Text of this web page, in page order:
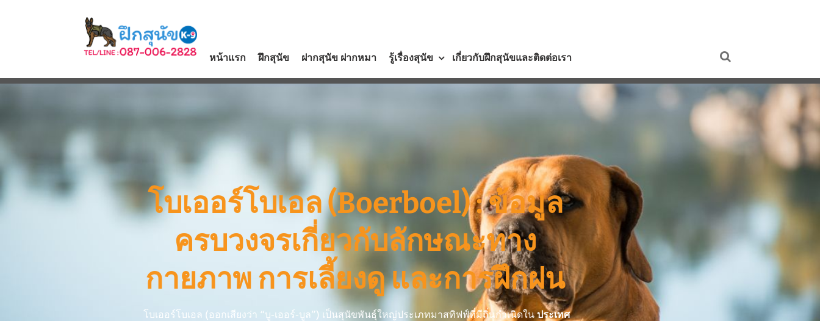
หน้าแรก ฝึกสุนัข ฝากสุนัข ฝากหมา รู้เรื่องสุนัข เกี่ยวกับฝึกสุนัขและติดต่อเรา
โบเออร์โบเอล (Boerboel) : ข้อมูล
ครบวงจรเกี่ยวกับลักษณะทาง
กายภาพ การเลี้ยงดู และการฝึกฝน
โบเออร์โบเอล (ออกเสียงว่า “บู-เออร์-บูล”) เป็นสุนัขพันธุ์ใหญ่ประเภทมาสทิฟฟ์ที่มีถิ่นกำเนิดในประเทศ